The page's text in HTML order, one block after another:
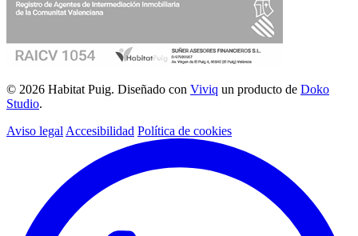
© 2026 Habitat Puig. Diseñado con Viviq un producto de Doko
Studio.
Aviso legal Accesibilidad Política de cookies